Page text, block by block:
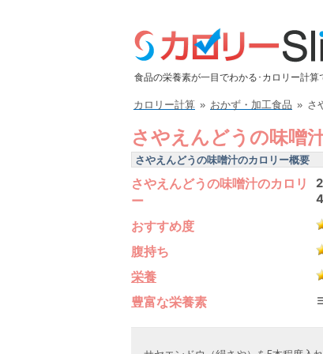
食品の栄養素が一目でわかる･カロリー計算
カロリー計算 » おかず・加工食品 » さ
さやえんどうの味噌
さやえんどうの味噌汁のカロリー概要
さやえんどうの味噌汁のカロリ
ー
おすすめ度
腹持ち
栄養
豊富な栄養素